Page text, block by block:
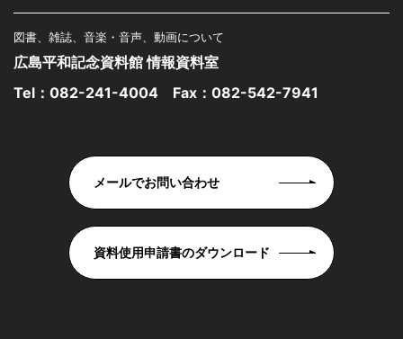
図書、雑誌、音楽・音声、動画について
広島平和記念資料館 情報資料室
Tel： 082-241-4004 Fax：082-542-7941
メールでお問い合わせ
資料使用申請書のダウンロード